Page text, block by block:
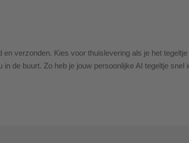
verzonden. Kies voor thuislevering als je het
de buurt. Zo heb je jouw persoonlijke AI tegeltje snel